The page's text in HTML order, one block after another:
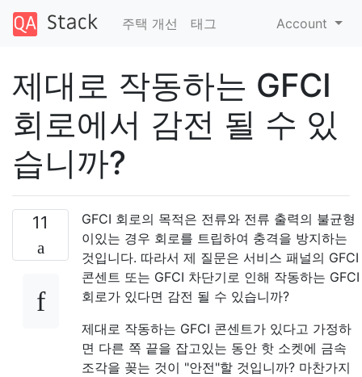
주택 개선 태그 Account
제대로 작동하는 GFCI
회로에서 감전 될 수 있
습니까?
11
GFCI 회로의 목적은 전류와 전류 출력의 불균형
이있는 경우 회로를 트립하여 충격을 방지하는
것입니다. 따라서 제 질문은 서비스 패널의 GFCI
콘센트 또는 GFCI 차단기로 인해 작동하는 GFCI
회로가 있다면 감전 될 수 있습니까?
제대로 작동하는 GFCI 콘센트가 있다고 가정하
면 다른 쪽 끝을 잡고있는 동안 핫 소켓에 금속
조각을 꽂는 것이 "안전"할 것입니까? 마찬가지